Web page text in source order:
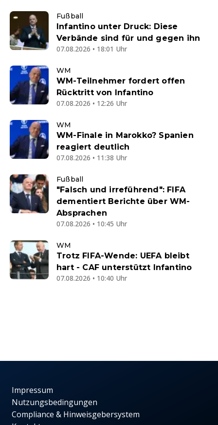
Fußball
Infantino unter Druck: Diese
Verbände sind für und gegen ihn
07.08.2026 • 18:01 Uhr
WM
WM-Teilnehmer fordert offen
Rücktritt von Infantino
07.08.2026 • 12:26 Uhr
WM
WM-Finale in Marokko? Spanien
reagiert deutlich
07.08.2026 • 11:38 Uhr
Fußball
"Falsch und irreführend": FIFA
dementiert Berichte über WM-
Absprachen
07.08.2026 • 10:45 Uhr
WM
Trotz FIFA-Wende: UEFA bleibt
hart - CAF unterstützt Infantino
07.08.2026 • 10:40 Uhr
Impressum
Nutzungsbedingungen
Compliance & Hinweisgebersystem